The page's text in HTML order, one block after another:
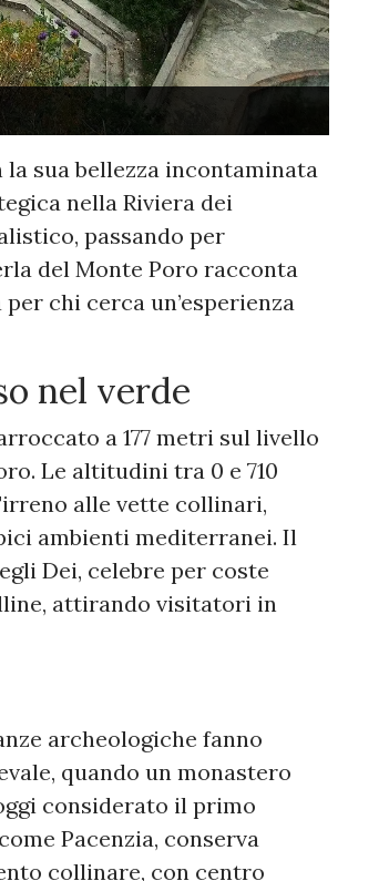
sua bellezza incontaminata
nella Riviera dei
passando per
del Monte Poro racconta
chi cerca un’esperienza
nel verde
a 177 metri sul livello
Le altitudini tra 0 e 710
alle vette collinari,
ambienti mediterranei. Il
Dei, celebre per coste
attirando visitatori in
archeologiche fanno
quando un monastero
considerato il primo
Pacenzia, conserva
collinare, con centro